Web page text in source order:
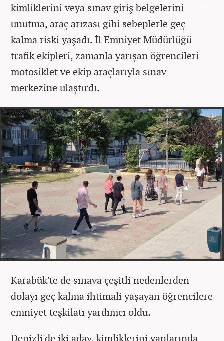
kimliklerini veya sınav giriş belgelerini
unutma, araç arızası gibi sebeplerle geç
kalma riski yaşadı. İl Emniyet Müdürlüğü
trafik ekipleri, zamanla yarışan öğrencileri
motosiklet ve ekip araçlarıyla sınav
merkezine ulaştırdı.
Karabük'te de sınava çeşitli nedenlerden
dolayı geç kalma ihtimali yaşayan öğrencilere
emniyet teşkilatı yardımcı oldu.
Denizli'de iki aday, kimliklerini yanlarında